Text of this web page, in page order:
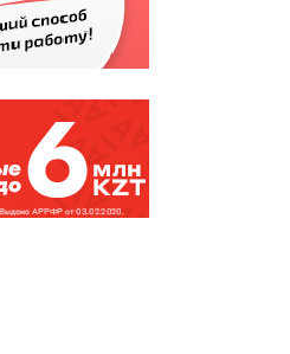
ставкой